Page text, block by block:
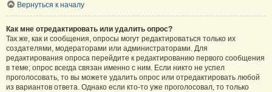
Вернуться к началу
Как мне отредактировать или удалить опрос?
Так же, как и сообщения, опросы могут редактироваться только их
создателями, модераторами или администраторами. Для
редактирования опроса перейдите к редактированию первого сообщения
в теме; опрос всегда связан именно с ним. Если никто не успел
проголосовать, то вы можете удалить опрос или отредактировать любой
из вариантов ответа. Однако если кто-то уже проголосовал, то только